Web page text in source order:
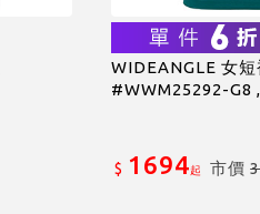
WIDEANGLE 女
#WWM25292-G8
$ 1694起 市價